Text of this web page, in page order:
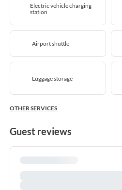
Electric vehicle charging
station
Airport shuttle
Luggage storage
OTHER SERVICES
Guest reviews